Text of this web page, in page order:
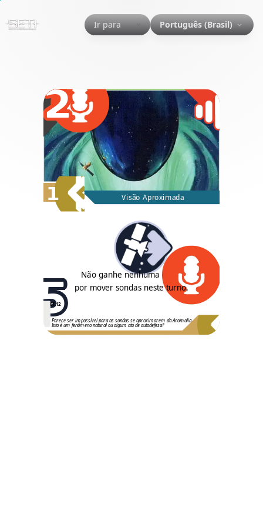
Ir para Português (Brasil)
2
Visão Aproximada
1
5
Não ganhe nenhuma
por mover sondas neste turno.
ET.12
Parece ser impossível para as sondas se aproximarem da Anomalia.
Isto é um fenômeno natural ou algum ato de autodefesa?